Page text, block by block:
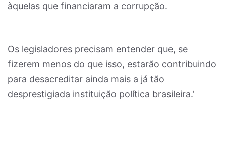
àquelas que financiaram a corrupção.
Os legisladores precisam entender que, se
fizerem menos do que isso, estarão contribuindo
para desacreditar ainda mais a já tão
desprestigiada instituição política brasileira.’